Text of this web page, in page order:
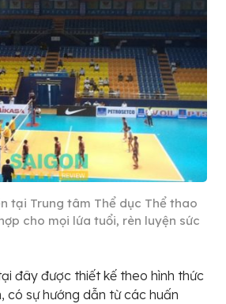
tại Trung tâm Thể dục Thể thao
cho mọi lứa tuổi, rèn luyện sức
đây được thiết kế theo hình thức
có sự hướng dẫn từ các huấn